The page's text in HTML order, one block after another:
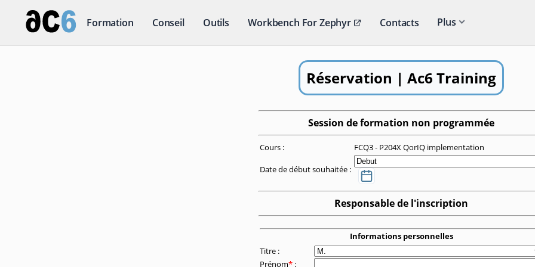
Formation Conseil Outils Workbench For Zephyr Contacts Plus
Réservation | Ac6 Training
Session de formation non programmée
Cours : FCQ3 - P204X QorIQ implementation
Date de début souhaitée :
Responsable de l'inscription
Informations personnelles
Titre :
Prénom* :